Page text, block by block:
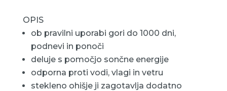
OPIS
ob pravilni uporabi gori do 1000 dni,
podnevi in ponoči
deluje s pomočjo sončne energije
odporna proti vodi, vlagi in vetru
stekleno ohišje ji zagotavlja dodatno